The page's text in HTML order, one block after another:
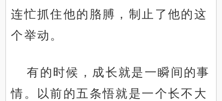
连忙抓住他的胳膊，制止了他的这
个举动。
有的时候，成长就是一瞬间的事
情。以前的五条悟就是一个长不大